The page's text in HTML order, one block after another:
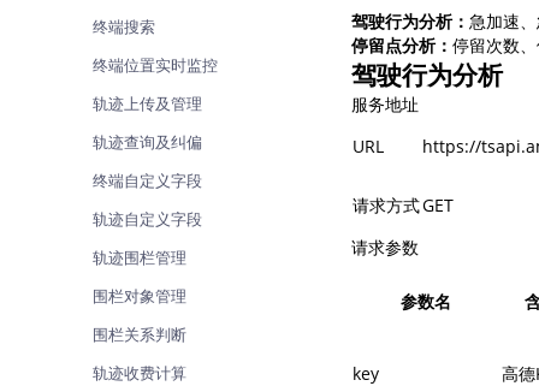
Android iOS
虚拟空间围栏服务
iOS
查询目标区域当前/未来天气
通过基站、Wifi获取位置信息
API
货
智能
查
查询
提供手机银行APP地图应用
终端搜索
终端位置实时监控
轨迹上传及管理
轨迹查询及纠偏
终端自定义字段
轨迹自定义字段
轨迹围栏管理
围栏对象管理
围栏关系判断
轨迹收费计算
驾驶行为分析： 急加速
停留点分析： 停留次数
驾驶行为分析
服务地址
URL
https://
请求方式GET
请求参数
参数名
key 高